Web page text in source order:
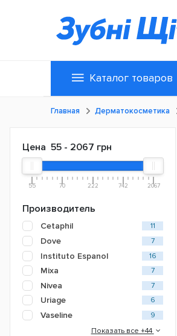
Каталог товаров
Главная Дерматокосметика
Цена 55 - 2067 грн
55 70 222 742 2067
Производитель
Cetaphil 11
Dove 7
Instituto Espanol 16
Mixa 7
Nivea 7
Uriage 6
Vaseline
9
Показать все +44